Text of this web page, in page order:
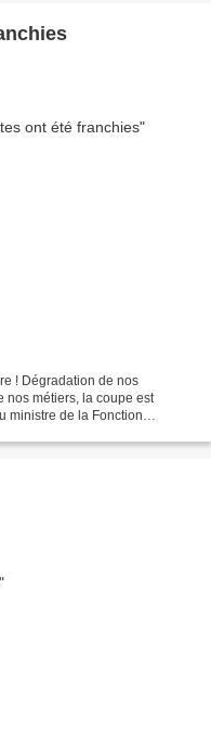
! Dégradation de nos
nos métiers, la coupe est
ministre de la Fonction